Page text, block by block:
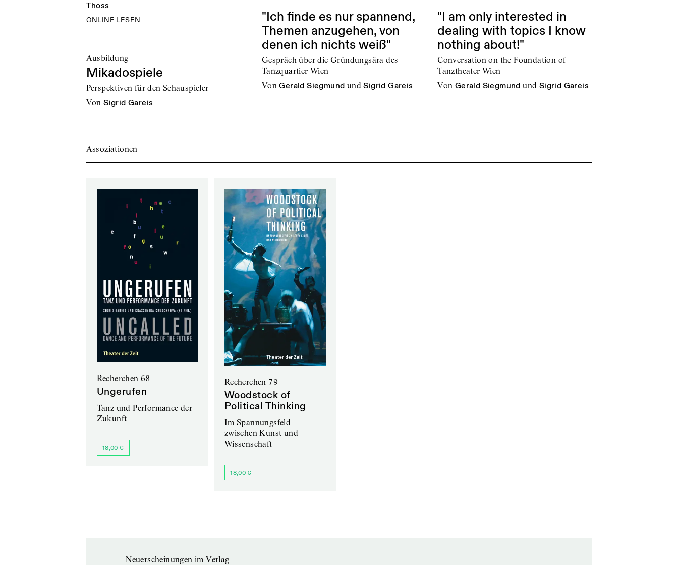
Thoss
ONLINE LESEN
"Ich finde es nur spannend,
Themen anzugehen, von
denen ich nichts weiß"
Gespräch über die Gründungsära des
Tanzquartier Wien
von Gerald Siegmund und Sigrid Gareis
"I am only interested in
dealing with topics I know
nothing about!"
Conversation on the Foundation of
Tanztheater Wien
von Gerald Siegmund und Sigrid Gareis
Ausbildung
Mikadospiele
Perspektiven für den Schauspieler
von Sigrid Gareis
Assoziationen
Recherchen 68
Ungerufen
Tanz und Performance der
Zukunft
18,00 €
Recherchen 79
Woodstock of
Political Thinking
Im Spannungsfeld
zwischen Kunst und
Wissenschaft
18,00 €
Neuerscheinungen im Verlag